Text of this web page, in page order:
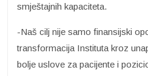
smještajnih kapaciteta.
-Naš cilj nije samo finansijski
transformacija Instituta kroz
bolje uslove za pacijente i